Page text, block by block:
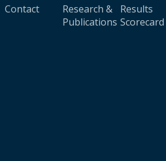
Contact
Research &
Publications
Results
Scorecard